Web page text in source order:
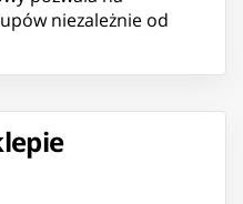
niezależnie od